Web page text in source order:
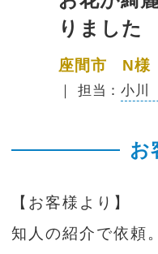
りました
座間市 N様
｜ 担当：小
お
【お客様より】
知人の紹介で依頼